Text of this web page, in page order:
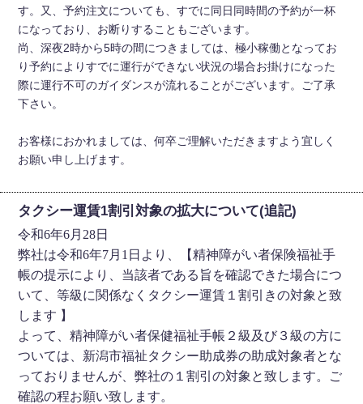
す。又、予約注文についても、すでに同日同時間の予約が一杯
になっており、お断りすることもございます。
尚、深夜2時から5時の間につきましては、極小稼働となってお
り予約によりすでに運行ができない状況の場合お掛けになった
際に運行不可のガイダンスが流れることがございます。ご了承
下さい。
お客様におかれましては、何卒ご理解いただきますよう宜しく
お願い申し上げます。
タクシー運賃1割引対象の拡大について(追記)
令和6年6月28日
弊社は令和6年7月1日より、【精神障がい者保険福祉手
帳の提示により、当該者である旨を確認できた場合につ
いて、等級に関係なくタクシー運賃１割引きの対象と致
します 】
よって、精神障がい者保健福祉手帳２級及び３級の方に
ついては、新潟市福祉タクシー助成券の助成対象者とな
っておりませんが、弊社の１割引の対象と致します。ご
確認の程お願い致します。